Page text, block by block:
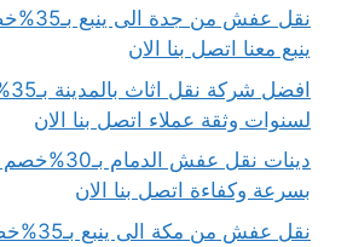
نقل عفش
ينبع معنا اتصل بنا الان
لسنوات وثقة عملاء اتصل بنا الان
دينات نقل
بسرعة وكفاءة اتصل بنا الان
نقل عفش